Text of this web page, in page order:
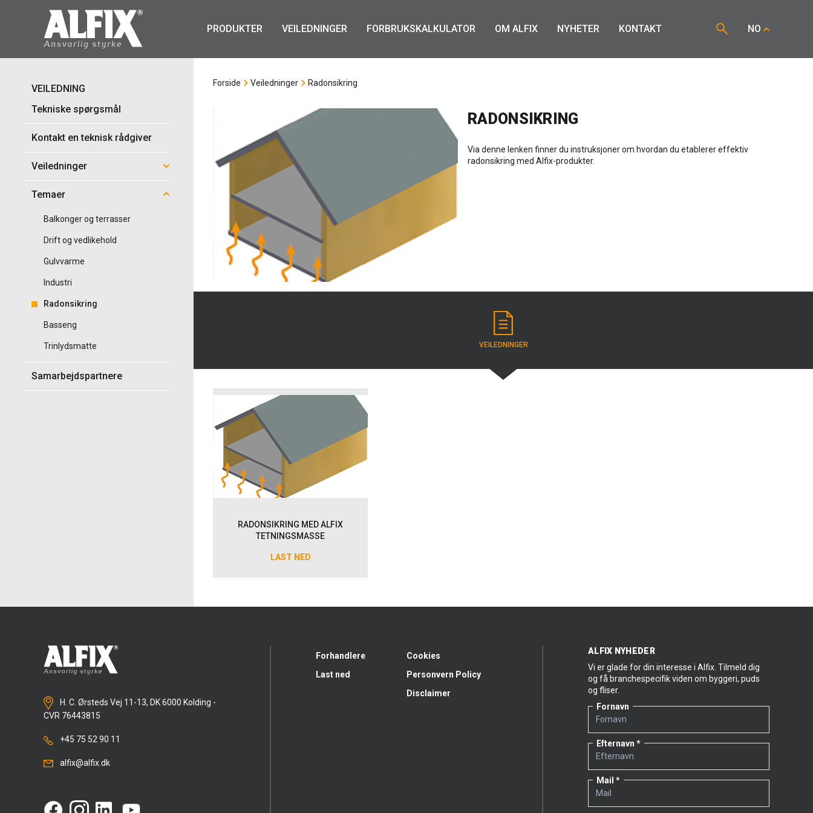
PRODUKTER VEILEDNINGER FORBRUKSKALKULATOR OM ALFIX NYHETER KONTAKT NO
VEILEDNING
Tekniske spørgsmål
Kontakt en teknisk rådgiver
Veiledninger
Temaer
Balkonger og terrasser
Drift og vedlikehold
Gulvvarme
Industri
Radonsikring
Basseng
Trinlydsmatte
Samarbejdspartnere
Forside Veiledninger Radonsikring
RADONSIKRING
Via denne lenken finner du instruksjoner om hvordan du etablerer effektiv
radonsikring med Alfix-produkter.
VEILEDNINGER
RADONSIKRING MED ALFIX
TETNINGSMASSE
LAST NED
H. C. Ørsteds Vej 11-13, DK 6000 Kolding -
CVR 76443815
+45 75 52 90 11
alfix@alfix.dk
Forhandlere
Last ned
Cookies
Personvern Policy
Disclaimer
ALFIX NYHEDER
Vi er glade for din interesse i Alfix. Tilmeld dig
og få branchespecifik viden om byggeri, puds
og fliser.
Fornavn
Efternavn
Mail